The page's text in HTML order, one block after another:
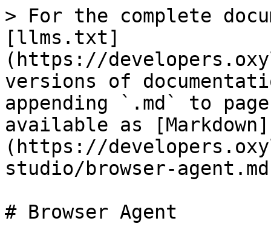
> For the complete
[llms.txt]
(https://
versions of
appending `.md` to
available as [Markdown]
(https://
studio/browser-
# Browser Agent